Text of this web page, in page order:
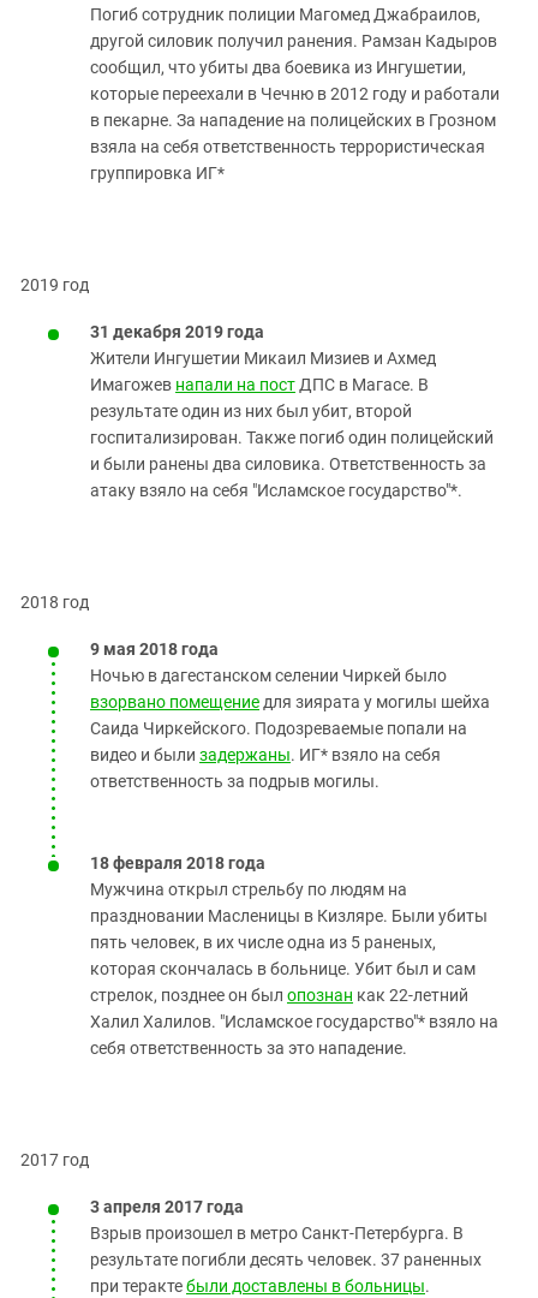
Погиб сотрудник полиции Магомед Джабраилов,
другой силовик получил ранения. Рамзан Кадыров
сообщил, что убиты два боевика из Ингушетии,
которые переехали в Чечню в 2012 году и работали
в пекарне. За нападение на полицейских в Грозном
взяла на себя ответственность террористическая
группировка ИГ*
2019 год
31 декабря 2019 года
Жители Ингушетии Микаил Мизиев и Ахмед
Имагожев напали на постДПС в Магасе. В
результате один из них был убит, второй
госпитализирован. Также погиб один полицейский
и были ранены два силовика. Ответственность за
атаку взяло на себя "Исламское государство"*.
2018 год
9 мая 2018 года
Ночью в дагестанском селении Чиркей было
взорвано помещениедля зиярата у могилы шейха
Саида Чиркейского. Подозреваемые попали на
видео и были задержаны. ИГ* взяло на себя
ответственность за подрыв могилы.
18 февраля 2018 года
Мужчина открыл стрельбу по людям на
праздновании Масленицы в Кизляре. Были убиты
пять человек, в их числе одна из 5 раненых,
которая скончалась в больнице. Убит был и сам
стрелок, позднее он был опознан как 22-летний
Халил Халилов. "Исламское государство"* взяло на
себя ответственность за это нападение.
2017 год
3 апреля 2017 года
Взрыв произошел в метро Санкт-Петербурга. В
результате погибли десять человек. 37 раненных
при терактебыли доставлены в больницы.